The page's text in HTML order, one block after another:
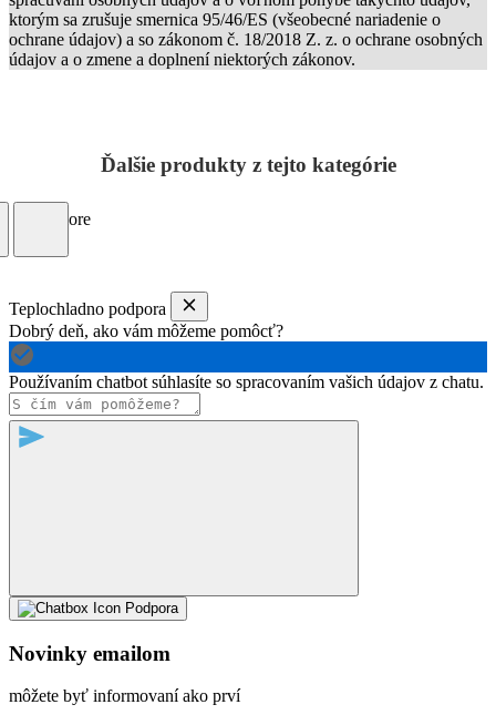
ktorým sa zrušuje smernica 95/46/ES (všeobecné nariadenie o
ochrane údajov) a so zákonom č. 18/2018 Z. z. o ochrane osobných
údajov a o zmene a doplnení niektorých zákonov.
Ďalšie produkty z tejto kategórie
Load more
Teplochladno podpora
Dobrý deň, ako vám môžeme pomôcť?
Používaním chatbot súhlasíte so spracovaním vašich údajov z chatu.
Podpora
Novinky emailom
môžete byť informovaní ako prví